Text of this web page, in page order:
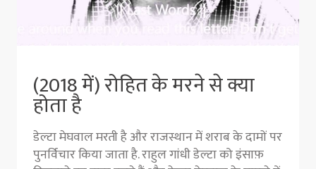
(2018 में) रोहित के मरने से क्या
होता है
डेल्टा मेघवाल मरती है और राजस्थान में शराब के दामों पर
पुनर्विचार किया जाता है. राहुल गांधी डेल्टा को इंसाफ़